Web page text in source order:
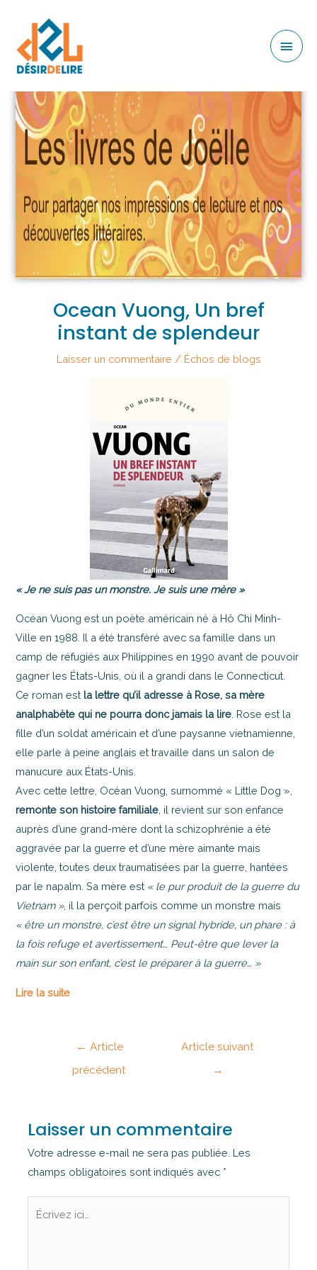
Ocean Vuong, Un bref
instant de splendeur
Laisser un commentaire / Échos de blogs
« Je ne suis pas un monstre. Je suis une mère »
Océan Vuong est un poète américain né à Hô Chi Minh-
Ville en 1988. Il a été transféré avec sa famille dans un
camp de réfugiés aux Philippines en 1990 avant de pouvoir
gagner les États-Unis, où il a grandi dans le Connecticut.
Ce roman est la lettre qu’il adresse à Rose, sa mère
analphabète qui ne pourra donc jamais la lire . Rose est la
fille d’un soldat américain et d’une paysanne vietnamienne,
elle parle à peine anglais et travaille dans un salon de
manucure aux États-Unis.
Avec cette lettre, Océan Vuong, surnommé « Little Dog »,
remonte son histoire familiale , il revient sur son enfance
auprès d’une grand-mère dont la schizophrénie a été
aggravée par la guerre et d’une mère aimante mais
violente, toutes deux traumatisées par la guerre, hantées
par le napalm. Sa mère est « le pur produit de la guerre du
Vietnam », il la perçoit parfois comme un monstre mais
« être un monstre, c’est être un signal hybride, un phare : à
la fois refuge et avertissement… Peut-être que lever la
main sur son enfant, c’est le préparer à la guerre… »
Lire la suite
← Article
précédent
Article suivant
→
Laisser un commentaire
Votre adresse e-mail ne sera pas publiée. Les
champs obligatoires sont indiqués avec *